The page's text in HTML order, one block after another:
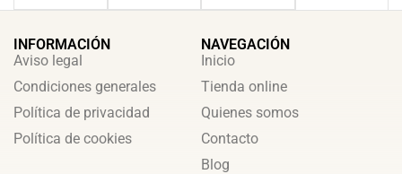
INFORMACIÓN
Aviso legal
Condiciones generales
Política de privacidad
Política de cookies
NAVEGACIÓN
Inicio
Tienda online
Quienes somos
Contacto
Blog